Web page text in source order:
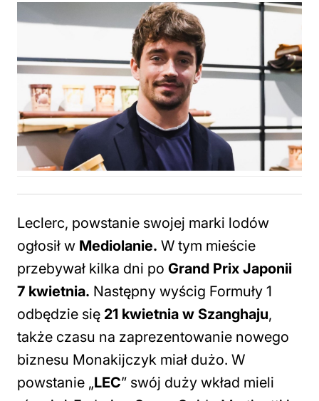
Leclerc, powstanie swojej marki lodów
ogłosił w Mediolanie. W tym mieście
przebywał kilka dni po Grand Prix Japonii
7 kwietnia. Następny wyścig Formuły 1
odbędzie się 21 kwietnia w Szanghaju,
także czasu na zaprezentowanie nowego
biznesu Monakijczyk miał dużo. W
powstanie „LEC” swój duży wkład mieli